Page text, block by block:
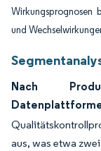
Wirkungsprognosen
und
Nach
aus, was etwa